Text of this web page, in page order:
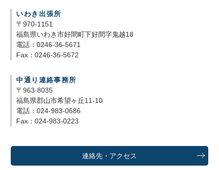
いわき出張所
〒970-1151
福島県いわき市好間町下好間字鬼越18
電話：0246-36-5671
Fax：0246-36-5672
中通り連絡事務所
〒963-8035
福島県郡山市希望ヶ丘11-10
電話：024-983-0686
Fax：024-983-0223
連絡先・アクセス